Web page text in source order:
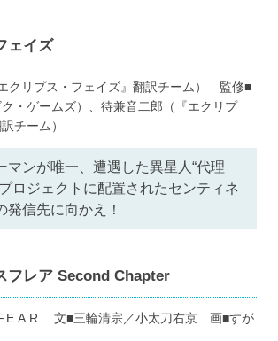
ェイズ
クリプス・フェイズ』翻訳チーム） 監修■
・ゲームズ）、待兼音二郎（『エクリプ
チーム）
マンが唯一、遭遇した異星人“代理
ロジェクトに配置されたセンティネ
発信先に向かえ！
フレア Second Chapter
文■三輪清宗／小太刀右京 画■すが